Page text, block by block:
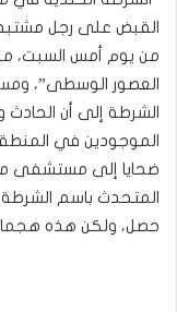
القبض على رجل
من يوم أمس السبت،
العصور الوسطى”،
الشرطة إلى أن
الموجودين في
ضحايا إلى مستشفى
المتحدث باسم الشرطة،
حصل، ولكن هذه